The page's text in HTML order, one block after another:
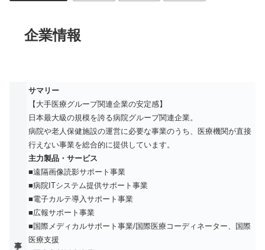
企業情報
事
サマリー
【大手医療グループ関連企業の安定感】
日本最大級の規模を誇る病院グループ関連企業。
病院や老人保健施設の運営に必要な事業のうち、医療機関が直接
行えない事業を総合的に提供しています。
主力製品・サービス
■遠隔画像読影サポート事業
■病院ITシステム提供サポート事業
■電子カルテ導入サポート事業
■広報サポート事業
■国際メディカルサポート事業/国際医療コーディネーター、国際
医療支援